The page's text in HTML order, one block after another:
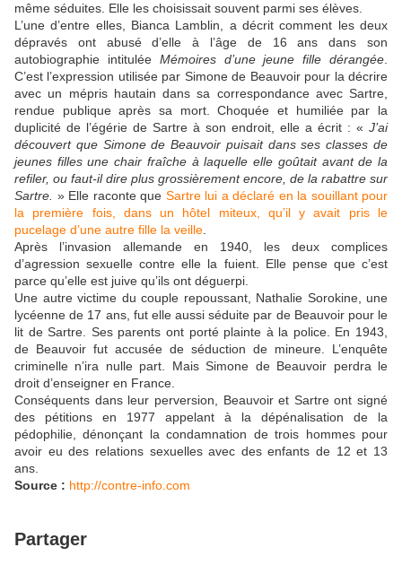
même séduites. Elle les choisissait souvent parmi ses élèves.
L’une d’entre elles, Bianca Lamblin, a décrit comment les deux
dépravés ont abusé d’elle à l’âge de 16 ans dans son
autobiographie intitulée Mémoires d’une jeune fille dérangée
C’est l’expression utilisée par Simone de Beauvoir pour la décrire
avec un mépris hautain dans sa correspondance avec Sartre,
rendue publique après sa mort. Choquée et humiliée par la
duplicité de l’égérie de Sartre à son endroit, elle a écrit : « J’ai
découvert que Simone de Beauvoir puisait dans ses classes de
jeunes filles une chair fraîche à laquelle elle goûtait avant de la
refiler, ou faut-il dire plus grossièrement encore, de la rabattre sur
Sartre. » Elle raconte que Sartre lui a déclaré en la souillant pour
la première fois, dans un hôtel miteux, qu’il y avait pris le
pucelage d’une autre fille la veille
Après l’invasion allemande en 1940, les deux complices
d’agression sexuelle contre elle la fuient. Elle pense que c’est
parce qu’elle est juive qu’ils ont déguerpi.
Une autre victime du couple repoussant, Nathalie Sorokine, une
lycéenne de 17 ans, fut elle aussi séduite par de Beauvoir pour le
lit de Sartre. Ses parents ont porté plainte à la police. En 1943,
de Beauvoir fut accusée de séduction de mineure. L’enquête
criminelle n’ira nulle part. Mais Simone de Beauvoir perdra le
droit d’enseigner en France.
Conséquents dans leur perversion, Beauvoir et Sartre ont signé
des pétitions en 1977 appelant à la dépénalisation de la
pédophilie, dénonçant la condamnation de trois hommes pour
avoir eu des relations sexuelles avec des enfants de 12 et 13
ans.
Source : http://contre-info.com
Partager